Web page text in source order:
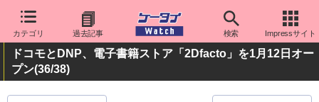
カテゴリ 過去記事 検索 Impressサイト
ドコモとDNP、電子書籍ストア「2Dfacto」を1月12日オー
プン(36/38)